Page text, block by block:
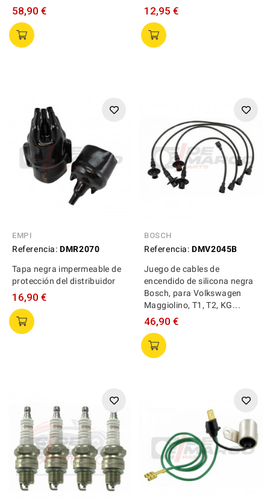
58,90 € 12,95 €
EMPI
Referencia: DMR2070
Tapa negra impermeable de
protección del distribuidor
16,90 €
BOSCH
Referencia: DMV2045B
Juego de cables de
encendido de silicona negra
Bosch, para Volkswagen
Maggiolino, T1, T2, KG...
46,90 €